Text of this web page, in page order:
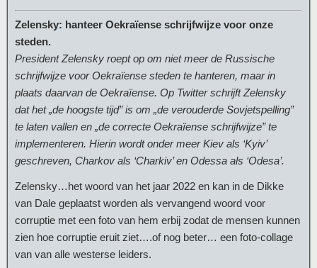
Zelensky: hanteer Oekraïense schrijfwijze voor onze
steden.
President Zelensky roept op om niet meer de Russische
schrijfwijze voor Oekraïense steden te hanteren, maar in
plaats daarvan de Oekraïense. Op Twitter schrijft Zelensky
dat het „de hoogste tijd” is om „de verouderde Sovjetspelling”
te laten vallen en „de correcte Oekraïense schrijfwijze” te
implementeren. Hierin wordt onder meer Kiev als ‘Kyiv’
geschreven, Charkov als ‘Charkiv’ en Odessa als ‘Odesa’.
Zelensky…het woord van het jaar 2022 en kan in de Dikke
van Dale geplaatst worden als vervangend woord voor
corruptie met een foto van hem erbij zodat de mensen kunnen
zien hoe corruptie eruit ziet….of nog beter… een foto-collage
van van alle westerse leiders.